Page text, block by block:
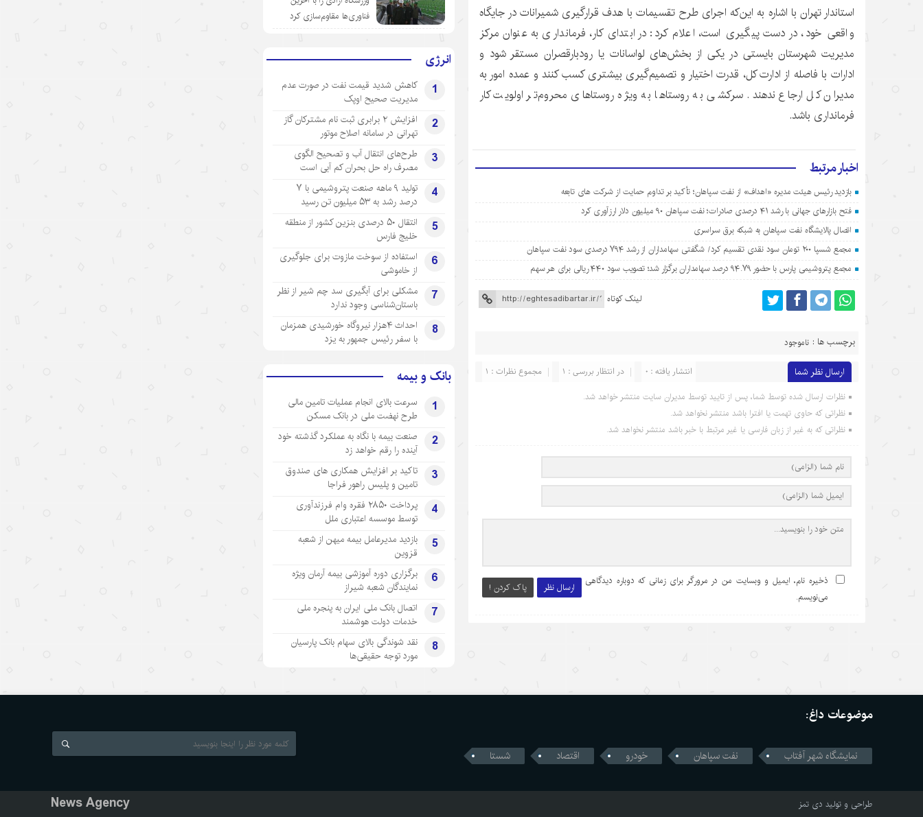
استاندار تهران با اشاره به این‌که اجرای طرح تقسیمات با هدف قرارگیری شمیرانات در جایگاه
واقعی خود، در دست پیگیری است، اعلام کرد: در ابتدای کار، فرمانداری به عنوان مرکز
مدیریت شهرستان بایستی در یکی از بخش‌های لواسانات یا رودبارقصرانمستقر شود و
ادارات با فاصله از ادارت کل، قدرت اختیار و تصمیم‌گیری بیشتری کسب کنند و عمده امور به
مدیران کل ارجاع ندهند. سرکشی به روستاها به ویژه روستاهای محروم‌تر اولویت کار
فرمانداری باشد.
اخبار مرتبط
بازدید رئیس هیئت مدیره «اهداف» از نفت سپاهان؛ تأکید بر تداوم حمایت از شرکت های تابعه
فتح بازارهای جهانی با رشد ۴۱ درصدی صادرات؛ نفت سپاهان ۹۰ میلیون دلار ارزآوری کرد
اتصال پالایشگاه نفت سپاهان به شبکه برق سراسری
مجمع شسپا ۲۰۰ تومان سود نقدی تقسیم کرد/ شگفتی سهامداران از رشد ۷۹۴ درصدی سود نفت سپاهان
مجمع پتروشیمی پارس با حضور ۹۴.۷۹ درصد سهامداران برگزار شد؛ تصویب سود ۴۴۰ ریالی برای هر سهم
لینک کوتاه
برچسب ها : ناموجود
ارسال نظر شما مجموع نظرات : 1 در انتظار بررسی : 1 انتشار یافته : 0
نظرات ارسال شده توسط شما، پس از تایید توسط مدیران سایت منتشر خواهد شد.
نظراتی که حاوی تهمت یا افترا باشد منتشر نخواهد شد.
نظراتی که به غیر از زبان فارسی یا غیر مرتبط با خبر باشد منتشر نخواهد شد.
ارسال نظر پاک کردن !
ذخیره نام، ایمیل و وبسایت من در مرورگر برای زمانی که دوباره دیدگاهی
می‌نویسم.
فناوری‌ها مقاوم‌سازی کرد
انرژی
1
کاهش شدید قیمت نفت در صورت عدم
مدیریت صحیح اوپک
2
افزایش ۲ برابری ثبت نام مشترکان گاز
تهرانی‌ در سامانه اصلاح موتور
3
طرح‌های انتقال آب و تصحیح الگوی
مصرف راه حل بحران کم آبی است
4
تولید ۹ ماهه صنعت پتروشیمی با ۷
درصد رشد به ۵۳ میلیون تن رسید
5
انتقال ۵۰ درصدی بنزین کشور از منطقه
خلیج فارس
6
استفاده از سوخت مازوت برای جلوگیری
از خاموشی
7
مشکلی برای آبگیری سد چم شیر از نظر
باستان‌شناسی وجود ندارد
8
احداث ۴هزار نیروگاه خورشیدی همزمان
با سفر رئیس جمهور به یزد
بانک و بیمه
1
سرعت بالای انجام عملیات تامین مالی
طرح نهضت ملی در بانک مسکن
2
صنعت بیمه با نگاه به عملکرد گذشته خود
آینده را رقم خواهد زد
3
تاکید بر افزایش همکاری های صندوق
تامین و پلیس راهور فراجا
4
پرداخت ۲۸۵۰ فقره وام فرزندآوری
توسط موسسه اعتباری ملل
5
بازدید مدیرعامل بیمه میهن از شعبه
قزوین
6
برگزاری دوره آموزشی بیمه آرمان ویژه
نمایندگان شعبه شیراز
7
اتصال بانک ملی ایران به پنجره ملی
خدمات دولت هوشمند
8
نقد شوندگی بالای سهام بانک پارسیان
مورد توجه حقیقی‌ها
۱۴۰۵/۵/۹
برای تبدیل هوش مصنوعی به کالای
موضوعات داغ:
نمایشگاه شهر آفتاب نفت سپاهان خودرو اقتصاد شستا
طراحی و تولید دی تمز News Agency